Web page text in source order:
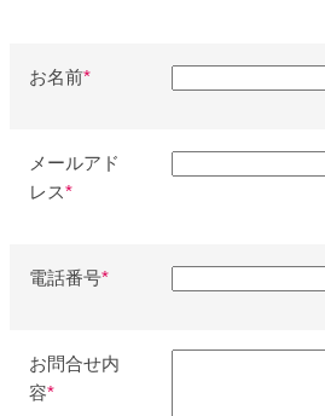
お名前*
メールアド
レス*
電話番号*
お問合せ内
容*